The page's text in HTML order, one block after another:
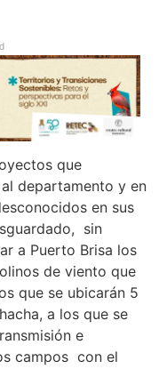
que
departamento y en
en sus
sin
a Puerto Brisa los
de viento que
que se ubicarán 5
a los que se
e
campos con el